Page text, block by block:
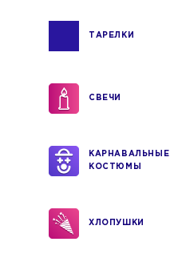
ТАРЕЛКИ
СВЕЧИ
КАРНАВАЛЬНЫЕ
КОСТЮМЫ
ХЛОПУШКИ